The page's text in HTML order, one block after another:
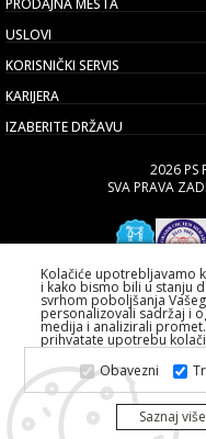
PRODAJNA MESTA
USLOVI
KORISNIČKI SERVIS
KARIJERA
IZABERITE DRŽAVU
2026 PS
SVA PRAVA
Kolačiće upotrebljavamo
i kako bismo bili u stanju
svrhom poboljšanja
personalizovali sadržaj i
medija i analizirali
prihvatate upotrebu
Obavezni
Saznaj više